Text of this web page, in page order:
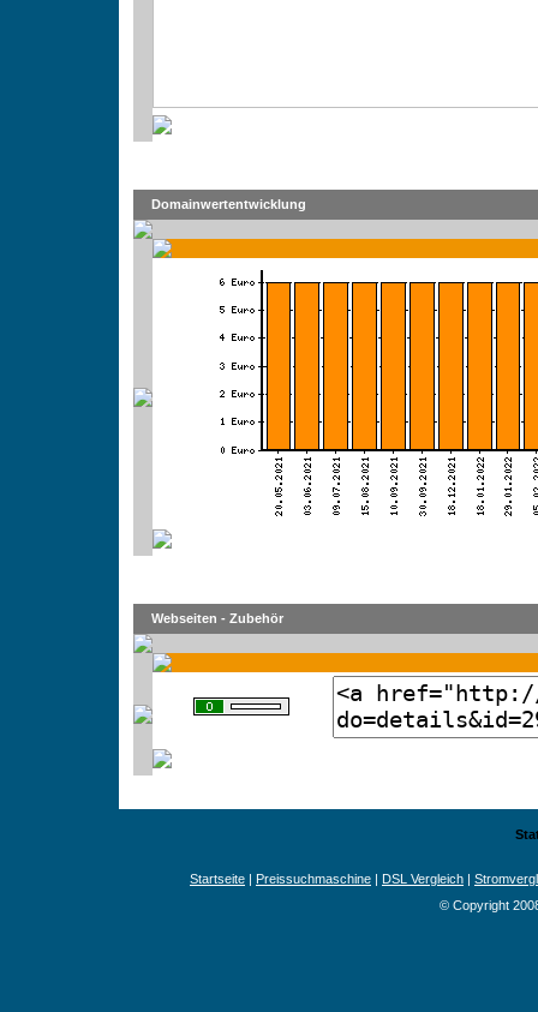
Domainwertentwicklung
Webseiten - Zubehör
Startseite | Preissuchmaschine | DSL Vergleich |
© Copyright